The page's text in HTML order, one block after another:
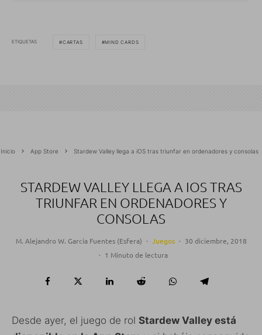
ETIQUETAS CARTAS MIND CARDS
Inicio App Store Stardew Valley llega a iOS tras triunfar en ordenadores y consolas
STARDEW VALLEY LLEGA A IOS TRAS
TRIUNFAR EN ORDENADORES Y
CONSOLAS
M. Alejandro W. García Fuentes (Esfera) · Juegos · 30 diciembre, 2018
· 1 Minuto de lectura
Desde ayer, el juego de rol Stardew Valley está